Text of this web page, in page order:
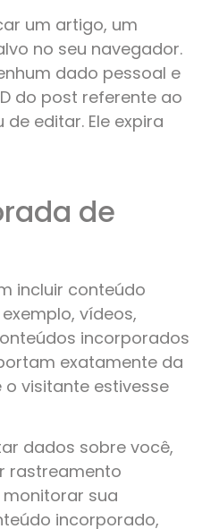
um artigo, um
no seu navegador.
dado pessoal e
do post referente ao
editar. Ele expira
de
incluir conteúdo
vídeos,
incorporados
exatamente da
visitante estivesse
dados sobre você,
rastreamento
sua
incorporado,